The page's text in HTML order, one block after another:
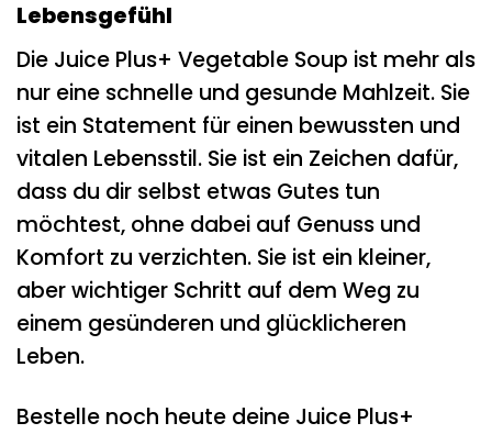
Lebensgefühl
Die Juice Plus+ Vegetable Soup ist mehr als
nur eine schnelle und gesunde Mahlzeit. Sie
ist ein Statement für einen bewussten und
vitalen Lebensstil. Sie ist ein Zeichen dafür,
dass du dir selbst etwas Gutes tun
möchtest, ohne dabei auf Genuss und
Komfort zu verzichten. Sie ist ein kleiner,
aber wichtiger Schritt auf dem Weg zu
einem gesünderen und glücklicheren
Leben.
Bestelle noch heute deine Juice Plus+